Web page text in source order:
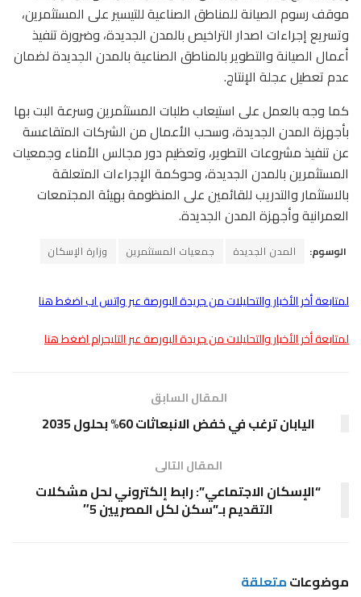
موقف رسوم الصيانة للمناطق الصناعية للتيسير على المستثمرين،
وتسريع إجراءات اصدار التراخيص بالمدن الجديدة، وضرورة تنفيذ
أعمال الصيانة والتطوير بالمناطق الصناعية بالمدن الجديدة لضمان
عدم تعطيل عجلة الإنتاج.
كما وجه بالعمل على استيعاب طلبات المستثمرين وسرعة البت بها
بأجهزة المدن الجديدة، وسحب الأعمال من الشركات المتقاعسة
عن تنفيذ مشروعات التطوير، وتعظيم دور مجالس الأمناء وجمعيات
المستثمرين بالمدن الجديدة، وحوكمة الإجراءات المتعلقة
بالاستثمار والتدريب للقائمين على المنظومة بهيئة المجتمعات
العمرانية وأجهزة المدن الجديدة.
الوسوم: المدن الجديدة جمعيات المستثمرين وزارة الإسكان
لمتابعة أخر الأخبار والتحليلات من جريدة البورصة عبر واتس اب اضغط هنا
لمتابعة أخر الأخبار والتحليلات من جريدة البورصة عبر التليجرام اضغط هنا
المقال السابق
اليابان ترغب في خفض الانبعاثات 60% بحلول 2035
المقال التالى
“الإسكان الاجتماعي”: رابط إلكتروني لحل مشكلات
التقديم بـ”سكن لكل المصريين 5″
موضوعاتمتعلقة